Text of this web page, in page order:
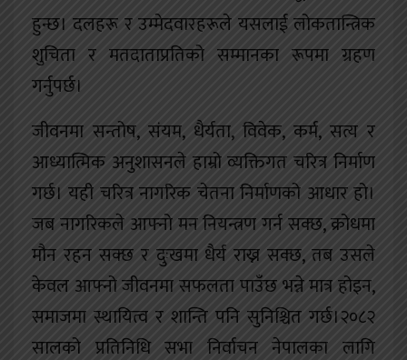
हुन्छ। दलहरू र उम्मेदवारहरूले यसलाई लोकतान्त्रिक
शुचिता र मतदाताप्रतिको सम्मानका रूपमा ग्रहण
गर्नुपर्छ।
जीवनमा सन्तोष, संयम, धैर्यता, विवेक, कर्म, सत्य र
आध्यात्मिक अनुशासनले हाम्रो व्यक्तिगत चरित्र निर्माण
गर्छ। यही चरित्र नागरिक चेतना निर्माणको आधार हो।
जब नागरिकले आफ्नो मन नियन्त्रण गर्न सक्छ, क्रोधमा
मौन रहन सक्छ र दुःखमा धैर्य राख्न सक्छ, तब उसले
केवल आफ्नो जीवनमा सफलता पाउँछ भन्ने मात्र होइन,
समाजमा स्थायित्व र शान्ति पनि सुनिश्चित गर्छ।२०८२
सालको प्रतिनिधि सभा निर्वाचन नेपालका लागि